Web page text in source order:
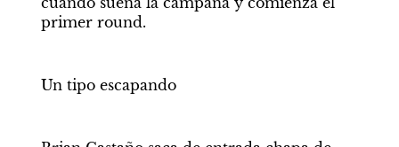
primer round.
Un tipo escapando